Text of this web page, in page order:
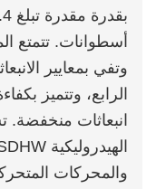
أسطوانات. تتمتع
الرابع، وتتميز
انبعاثات